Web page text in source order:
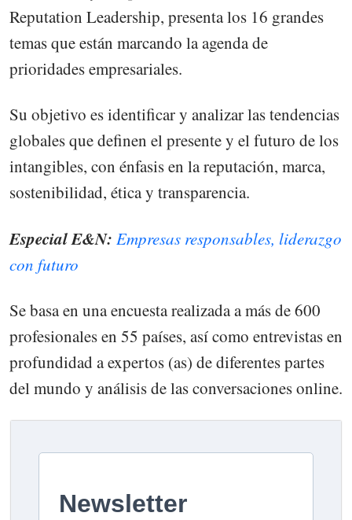
Reputation Leadership, presenta los 16 grandes
temas que están marcando la agenda de
prioridades empresariales.
Su objetivo es identificar y analizar las tendencias
globales que definen el presente y el futuro de los
intangibles, con énfasis en la reputación, marca,
sostenibilidad, ética y transparencia.
Especial E&N: Empresas responsables, liderazgo
con futuro
Se basa en una encuesta realizada a más de 600
profesionales en 55 países, así como entrevistas en
profundidad a expertos (as) de diferentes partes
del mundo y análisis de las conversaciones online.